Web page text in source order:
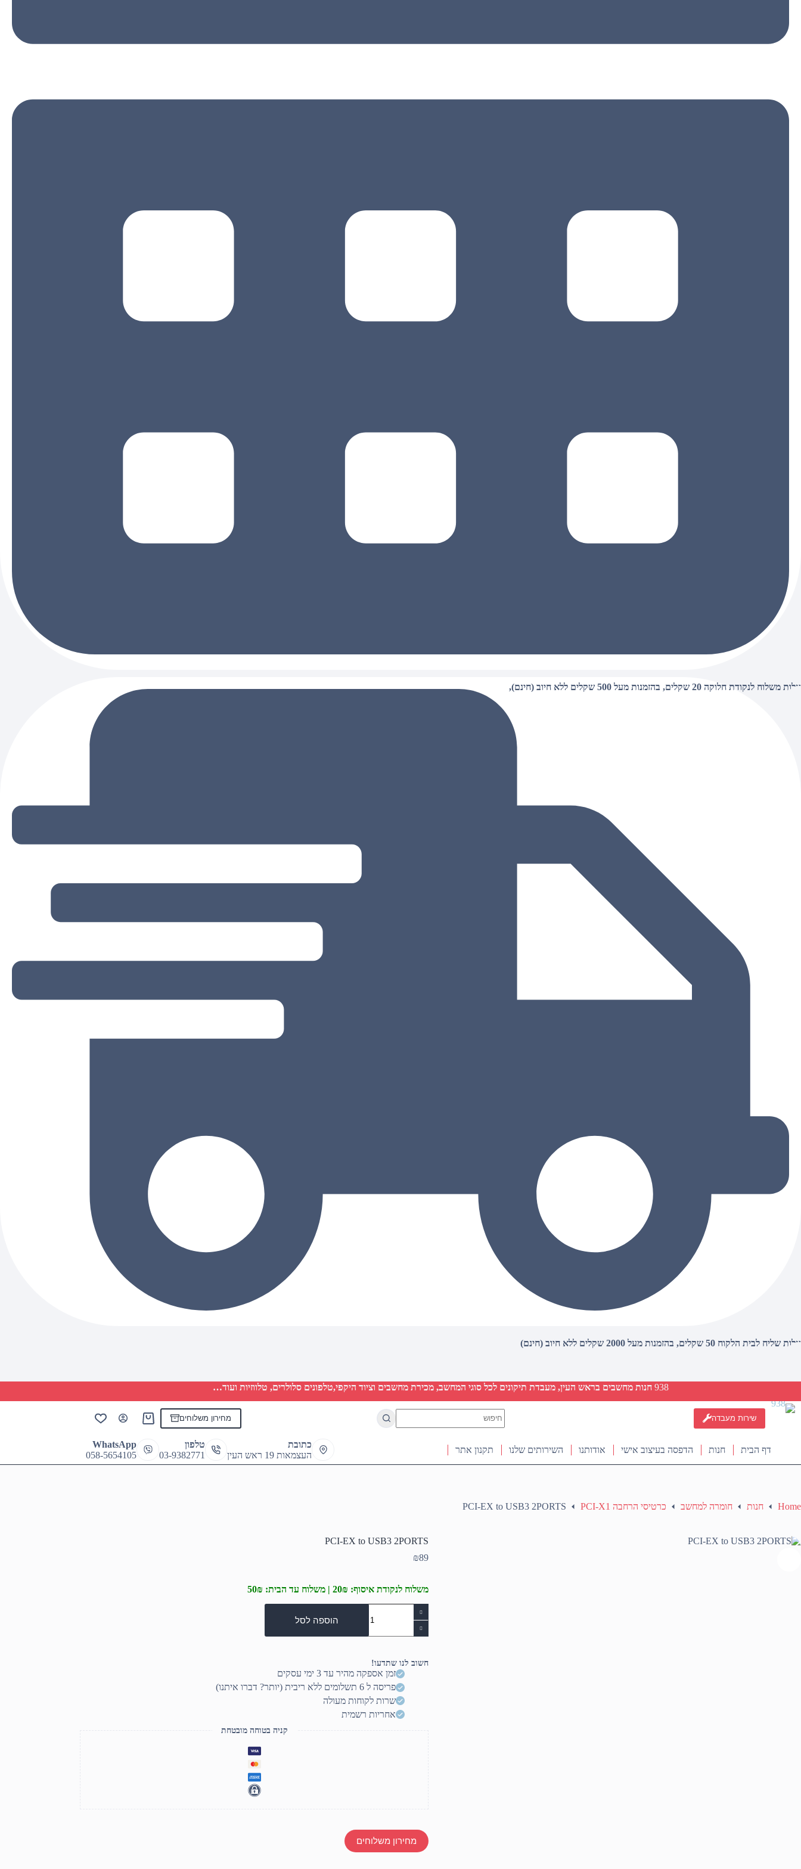
עלות משלוח לנקודת חלוקה 20 שקלים, בהזמנות מעל 500 שקלים ללא חיוב (חינם),
עלות שליח לבית הלקוח 50 שקלים, בהזמנות מעל 2000 שקלים ללא חיוב (חינם)
938 חנות מחשבים בראש העין, מעבדת תיקונים לכל סוגי המחשב, מכירת מחשבים וציוד היקפי,טלפונים סלולרים, טלווזיות ועוד…
שירות מעבדה
results
מחירון משלוחים
Shopping
דף הבית
חנות הדפסה בעיצוב אישי אודותנו השירותים שלנו תקנון אתר
כתובת
העצמאות 19 ראש העין
טלפון
03-9382771
WhatsApp
058-5654105
Home חנות חומרה למחשב כרטיסי הרחבה PCI-X1 PCI-EX to USB3 2PORTS
PCI-EX to USB3 2PORTS
₪89
משלוח לנקודת איסוף: 20₪ | משלוח עד הבית: 50₪
כמות
של
PCI-
EX
USB3
2PORTS
הוספה לסל
חשוב לנו שתדעו!
זמן אספקה מהיר עד 3 ימי עסקים
פריסה ל 6 תשלומים ללא ריבית (יותר? דברו איתנו)
שרות לקוחות מעולה
אחריות רשמית
קניה בטוחה מובטחת
מחירון משלוחים